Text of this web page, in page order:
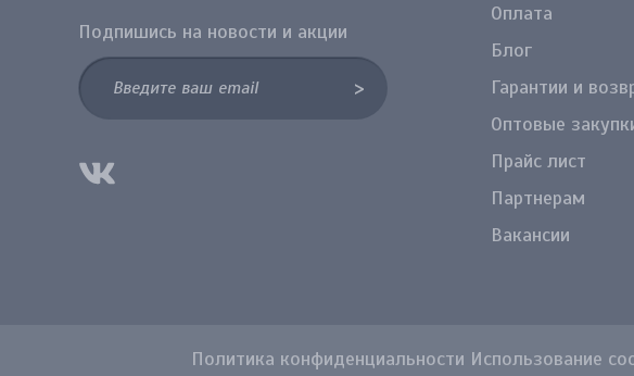
Подпишись на новости и акции
>
Оплата
Блог
Гарантии и
Оптовые
Прайс лист
Партнерам
Вакансии
Политика конфиденциальности Использование